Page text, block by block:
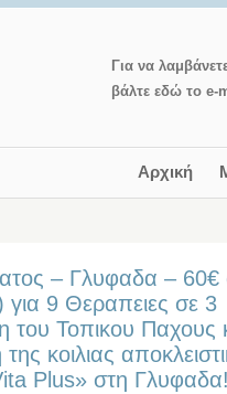
Για να
βάλτε εδώ το e-
Αρχική
– Γλυφαδα –
9 Θεραπειες σε 3
του Τοπικου Παχους
κοιλιας
Plus» στη